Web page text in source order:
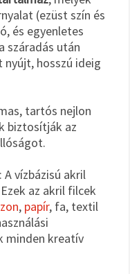
(ezüst szín és
és egyenletes
száradás után
hosszú ideig
tartós nejlon
biztosítják az
: A vízbázisú akril
az akril filcek
, papír, fa, textil
minden kreatív